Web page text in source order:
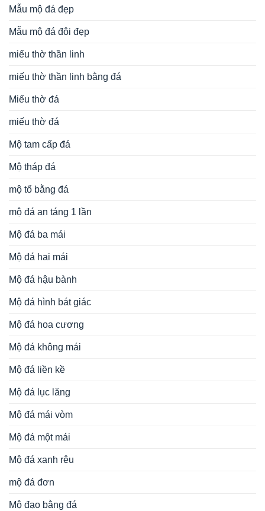
Mẫu mộ đá đẹp
Mẫu mộ đá đôi đẹp
miếu thờ thần linh
miếu thờ thần linh bằng đá
Miếu thờ đá
miếu thờ đá
Mộ tam cấp đá
Mộ tháp đá
mộ tổ bằng đá
mộ đá an táng 1 lần
Mộ đá ba mái
Mộ đá hai mái
Mộ đá hậu bành
Mộ đá hình bát giác
Mộ đá hoa cương
Mộ đá không mái
Mộ đá liền kề
Mộ đá lục lăng
Mộ đá mái vòm
Mộ đá một mái
Mộ đá xanh rêu
mộ đá đơn
Mộ đạo bằng đá